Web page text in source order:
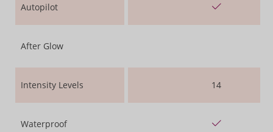
Autopilot
After Glow
Intensity Levels 14
Waterproof